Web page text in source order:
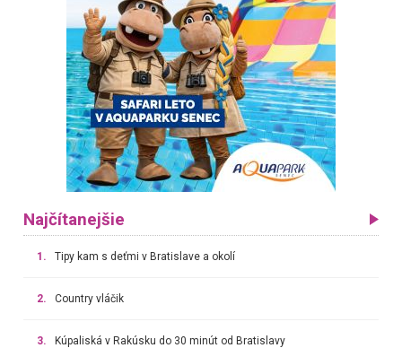
Najčítanejšie
1. Tipy kam s deťmi v Bratislave a okolí
2. Country vláčik
3. Kúpaliská v Rakúsku do 30 minút od Bratislavy